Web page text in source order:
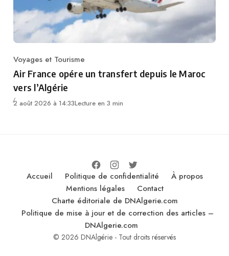
Category
Voyages et Tourisme
Air France opére un transfert depuis le Maroc
vers l’Algérie
2 août 2026 à 14:33Lecture en 3 min
Accueil Politique de confidentialité
À propos
Mentions légales
Contact
Charte éditoriale de DNAlgerie.com
Politique de mise à jour et de correction des articles –
DNAlgerie.com
© 2026 DNAlgérie - Tout droits réservés